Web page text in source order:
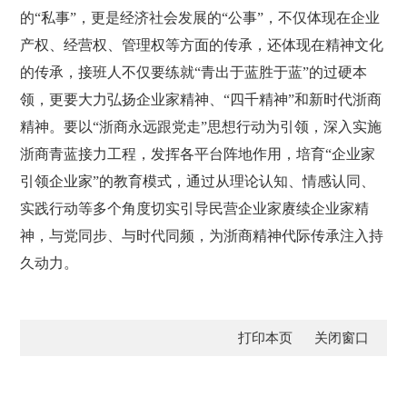
的“私事”，更是经济社会发展的“公事”，不仅体现在企业
产权、经营权、管理权等方面的传承，还体现在精神文化
的传承，接班人不仅要练就“青出于蓝胜于蓝”的过硬本
领，更要大力弘扬企业家精神、“四千精神”和新时代浙商
精神。要以“浙商永远跟党走”思想行动为引领，深入实施
浙商青蓝接力工程，发挥各平台阵地作用，培育“企业家
引领企业家”的教育模式，通过从理论认知、情感认同、
实践行动等多个角度切实引导民营企业家赓续企业家精
神，与党同步、与时代同频，为浙商精神代际传承注入持
久动力。
打印本页 关闭窗口